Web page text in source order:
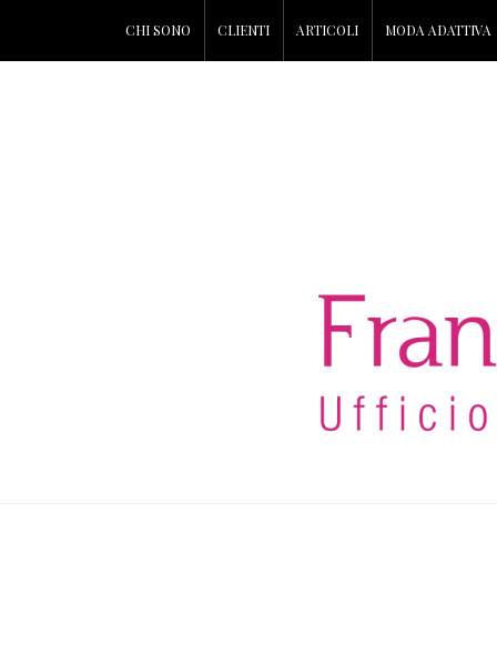
CHI SONO CLIENTI ARTICOLI MODA ADATTIVA